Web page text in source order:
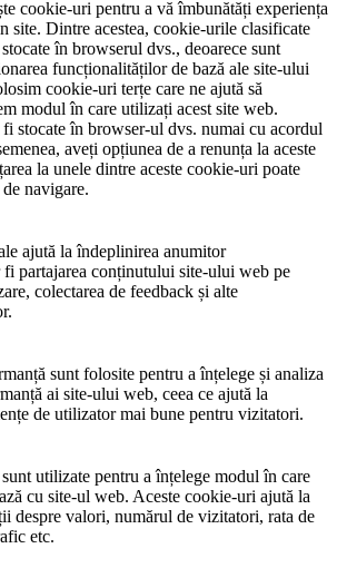
cookie-uri pentru a vă îmbunătăți experiența
site. Dintre acestea, cookie-urile clasificate
în browserul dvs., deoarece sunt
funcționalităților de bază ale site-ului
cookie-uri terțe care ne ajută să
modul în care utilizați acest site web.
stocate în browser-ul dvs. numai cu acordul
aveți opțiunea de a renunța la aceste
la unele dintre aceste cookie-uri poate
navigare.
ajută la îndeplinirea anumitor
partajarea conținutului site-ului web pe
colectarea de feedback și alte
sunt folosite pentru a înțelege și analiza
ai site-ului web, ceea ce ajută la
de utilizator mai bune pentru vizitatori.
utilizate pentru a înțelege modul în care
cu site-ul web. Aceste cookie-uri ajută la
despre valori, numărul de vizitatori, rata de
etc.